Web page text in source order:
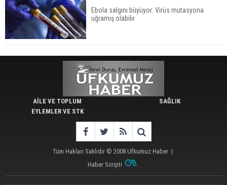
Ebola salgını büyüyor: Virüs mutasyona
uğramış olabilir
AİLE VE TOPLUM
EYLEMLER VE STK
SAĞLIK
Tüm Hakları Saklıdır © 2008 Ufkumuz Haber |
Haber Scripti